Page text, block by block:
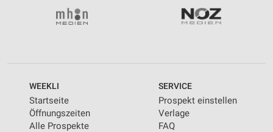
WEEKLI
Startseite
Öffnungszeiten
Alle Prospekte
SERVICE
Prospekt einstellen
Verlage
FAQ